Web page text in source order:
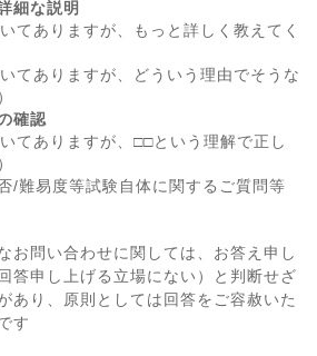
細な説明
てありますが、もっと詳しく教えてく
てありますが、どういう理由でそうな
確認
てありますが、□□という理解で正し
/難易度等試験自体に関するご質問等
お問い合わせに関しては、お答え申し
答申し上げる立場にない）と判断せざ
あり、原則としては回答をご容赦いた
す